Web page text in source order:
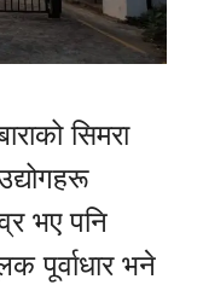
सिमरा
भए पनि
पूर्वाधार भने